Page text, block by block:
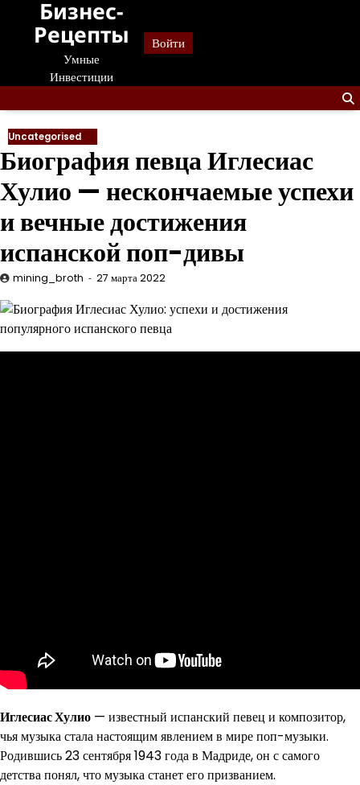
Перейти
содержанию
Бизнес-
Рецепты
Умные
Инвестиции
Войти
Uncategorised
Биография певца Иглесиас
Хулио — нескончаемые успехи
и вечные достижения
испанской поп-дивы
mining_broth 27 марта 2022
Иглесиас Хулио — известный испанский певец и композитор,
чья музыка стала настоящим явлением в мире поп-музыки.
Родившись 23 сентября 1943 года в Мадриде, он с самого
детства понял, что музыка станет его призванием.